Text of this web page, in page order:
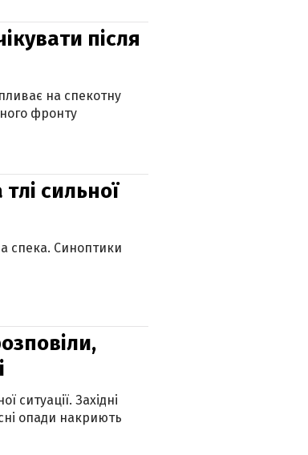
після
на спекотну
фронту
сильної
спека. Синоптики
ситуації. Західні
опади накриють